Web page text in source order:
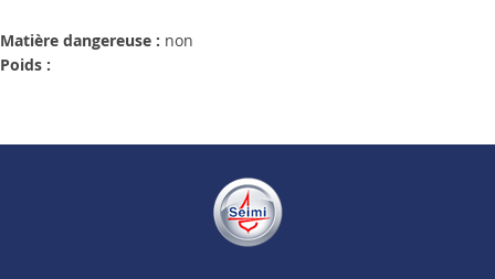
Matière dangereuse : non
Poids :